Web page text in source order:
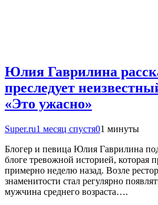
Юлия Гаврилина
преследует
«Это ужасно»
Super.ru1 месяц спустя01 минуты
Блогер и певица Юлия Гаврилина
блоге тревожной историей, которая
примерно неделю назад. Возле
знаменитости стал регулярно
мужчина среднего возраста….